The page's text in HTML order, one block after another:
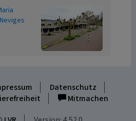
Datenschutz
Mitmachen